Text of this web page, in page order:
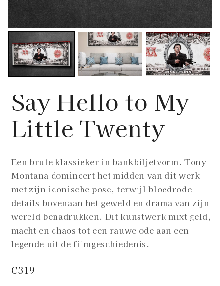
Say Hello to My
Little Twenty
Een brute klassieker in bankbiljetvorm. Tony
Montana domineert het midden van dit werk
met zijn iconische pose, terwijl bloedrode
details bovenaan het geweld en drama van zijn
wereld benadrukken. Dit kunstwerk mixt geld,
macht en chaos tot een rauwe ode aan een
legende uit de filmgeschiedenis.
Normale
€319